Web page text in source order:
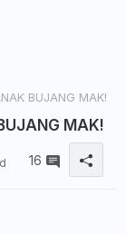
BUJANG MAK!
MAK!
16